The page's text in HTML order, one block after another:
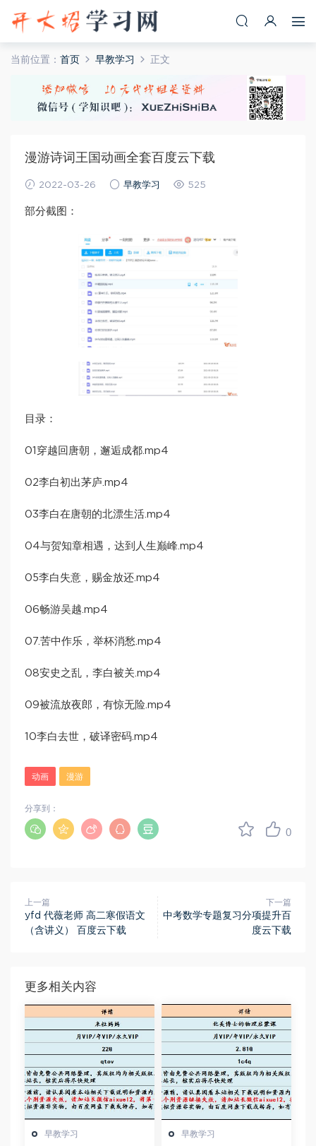
当前位置： 首页 早教学习 正文
漫游诗词王国动画全套百度云下载
2022-03-26 早教学习 525
部分截图：
目录：
01穿越回唐朝，邂逅成都.mp4
02李白初出茅庐.mp4
03李白在唐朝的北漂生活.mp4
04与贺知章相遇，达到人生巅峰.mp4
05李白失意，赐金放还.mp4
06畅游吴越.mp4
07.苦中作乐，举杯消愁.mp4
08安史之乱，李白被关.mp4
09被流放夜郎，有惊无险.mp4
10李白去世，破译密码.mp4
动画 漫游
0
分享到：
上一篇
yfd 代薇老师 高二寒假语文
（含讲义） 百度云下载
下一篇
中考数学专题复习分项提升百
度云下载
更多相关内容
早教学习 早教学习